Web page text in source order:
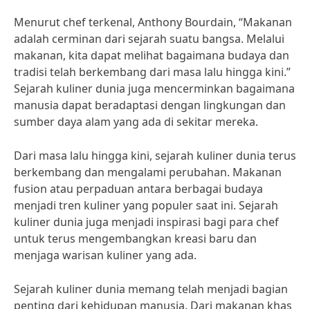
Menurut chef terkenal, Anthony Bourdain, “Makanan
adalah cerminan dari sejarah suatu bangsa. Melalui
makanan, kita dapat melihat bagaimana budaya dan
tradisi telah berkembang dari masa lalu hingga kini.”
Sejarah kuliner dunia juga mencerminkan bagaimana
manusia dapat beradaptasi dengan lingkungan dan
sumber daya alam yang ada di sekitar mereka.
Dari masa lalu hingga kini, sejarah kuliner dunia terus
berkembang dan mengalami perubahan. Makanan
fusion atau perpaduan antara berbagai budaya
menjadi tren kuliner yang populer saat ini. Sejarah
kuliner dunia juga menjadi inspirasi bagi para chef
untuk terus mengembangkan kreasi baru dan
menjaga warisan kuliner yang ada.
Sejarah kuliner dunia memang telah menjadi bagian
penting dari kehidupan manusia. Dari makanan khas